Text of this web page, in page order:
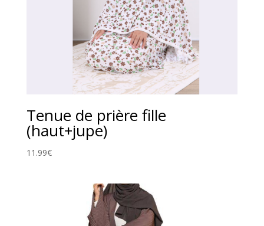
Tenue de prière fille
(haut+jupe)
11.99€